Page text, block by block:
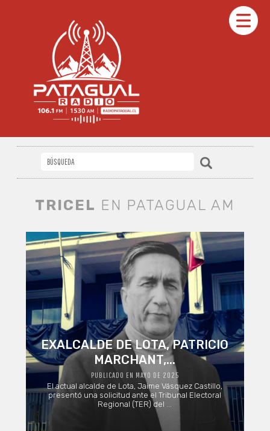
TRICEL EN PATAGUAL AM
EXALCALDE DE LOTA, PATRICIO
MARCHANT,...
PUBLICADO EN MAYO DE 2025
El actual alcalde de Lota, Jaime Vásquez Castillo,
presentó una solicitud ante el Tribunal Electoral
Regional (TER) del ...